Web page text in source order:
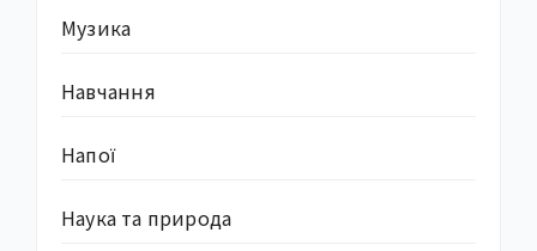
Музика
Навчання
Напої
Наука та природа